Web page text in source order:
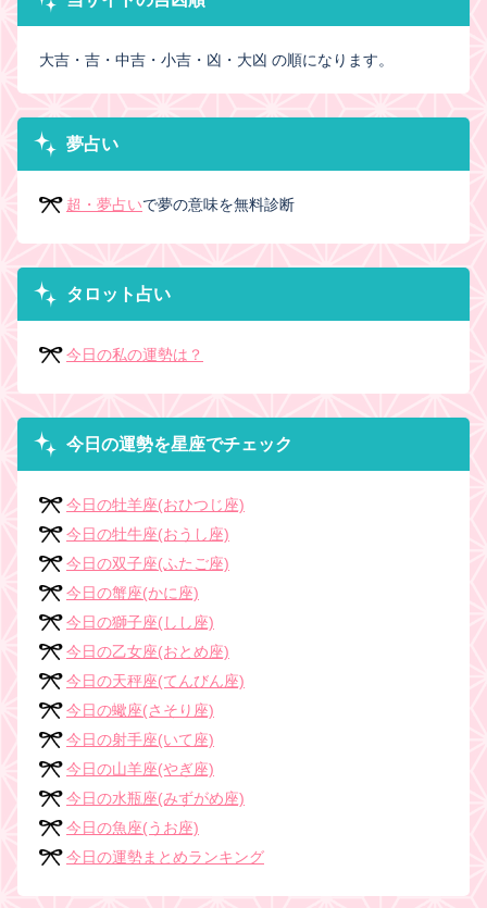
大吉・吉・中吉・小吉・凶・大凶 の順になります。
夢占い
超・夢占いで夢の意味を無料診断
タロット占い
今日の私の運勢は？
今日の運勢を星座でチェック
今日の牡羊座(おひつじ座)
今日の牡牛座(おうし座)
今日の双子座(ふたご座)
今日の蟹座(かに座)
今日の獅子座(しし座)
今日の乙女座(おとめ座)
今日の天秤座(てんびん座)
今日の蠍座(さそり座)
今日の射手座(いて座)
今日の山羊座(やぎ座)
今日の水瓶座(みずがめ座)
今日の魚座(うお座)
今日の運勢まとめランキング